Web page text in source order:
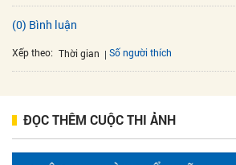
(0) Bình luận
Xếp theo: Thời gian Số người thích
ĐỌC THÊM CUỘC THI ẢNH